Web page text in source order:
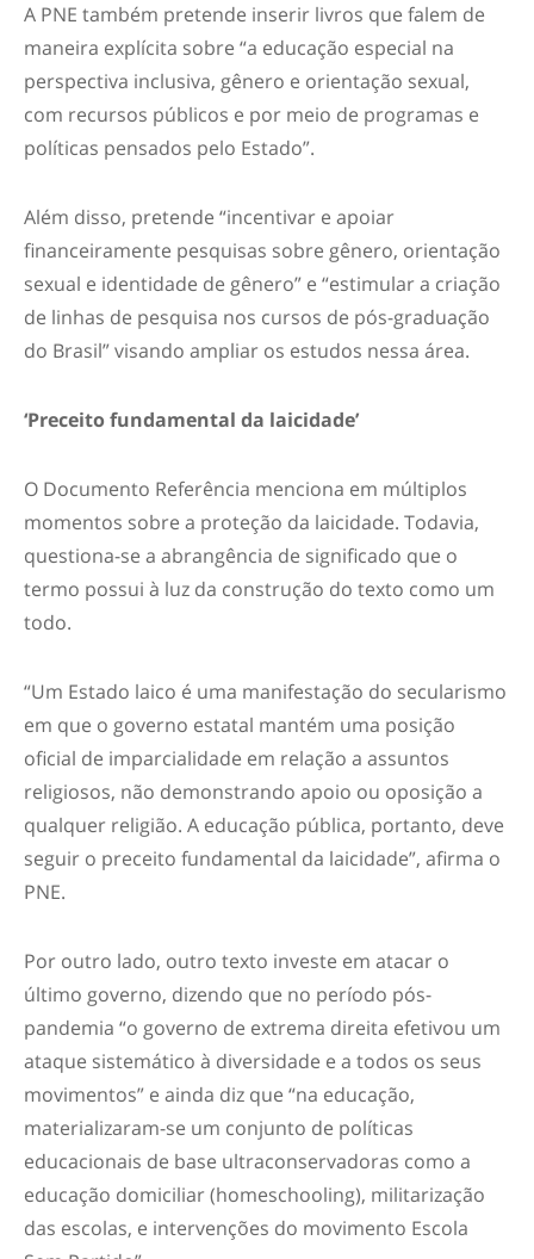
A PNE também pretende inserir livros que falem de
maneira explícita sobre “a educação especial na
perspectiva inclusiva, gênero e orientação sexual,
com recursos públicos e por meio de programas e
políticas pensados pelo Estado”.
Além disso, pretende “incentivar e apoiar
financeiramente pesquisas sobre gênero, orientação
sexual e identidade de gênero” e “estimular a criação
de linhas de pesquisa nos cursos de pós-graduação
do Brasil” visando ampliar os estudos nessa área.
‘Preceito fundamental da laicidade’
O Documento Referência menciona em múltiplos
momentos sobre a proteção da laicidade. Todavia,
questiona-se a abrangência de significado que o
termo possui à luz da construção do texto como um
todo.
“Um Estado laico é uma manifestação do secularismo
em que o governo estatal mantém uma posição
oficial de imparcialidade em relação a assuntos
religiosos, não demonstrando apoio ou oposição a
qualquer religião. A educação pública, portanto, deve
seguir o preceito fundamental da laicidade”, afirma o
PNE.
Por outro lado, outro texto investe em atacar o
último governo, dizendo que no período pós-
pandemia “o governo de extrema direita efetivou um
ataque sistemático à diversidade e a todos os seus
movimentos” e ainda diz que “na educação,
materializaram-se um conjunto de políticas
educacionais de base ultraconservadoras como a
educação domiciliar (homeschooling), militarização
das escolas, e intervenções do movimento Escola